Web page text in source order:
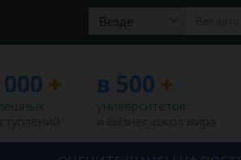
Везде
+ в 500 +